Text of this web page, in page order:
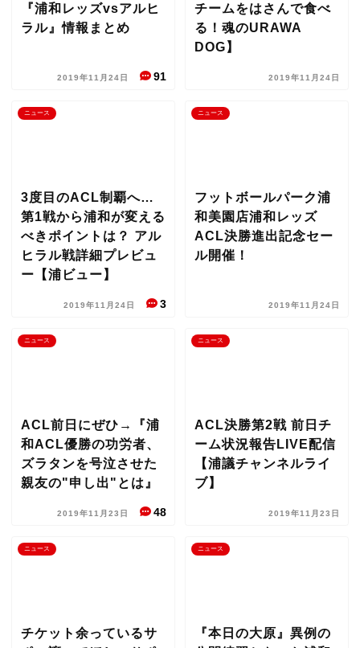
『浦和レッズvsアルヒ
ラル』情報まとめ
2019年11月24日 91
チームをはさんで食べ
る！魂のURAWA
DOG】
2019年11月24日
ニュース
3度目のACL制覇へ…
第1戦から浦和が変える
べきポイントは？ アル
ヒラル戦詳細プレビュ
ー【浦ビュー】
2019年11月24日 3
ニュース
フットボールパーク浦
和美園店浦和レッズ
ACL決勝進出記念セー
ル開催！
2019年11月24日
ニュース
ACL前日にぜひ→『浦
和ACL優勝の功労者、
ズラタンを号泣させた
親友の"申し出"とは』
2019年11月23日 48
ニュース
ACL決勝第2戦 前日チ
ーム状況報告LIVE配信
【浦議チャンネルライ
ブ】
2019年11月23日
ニュース
チケット余っているサ
ニュース
『本日の大原』異例の